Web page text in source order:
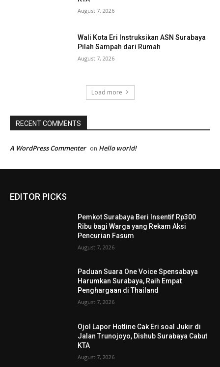
August 7, 2026
Wali Kota Eri Instruksikan ASN Surabaya
Pilah Sampah dari Rumah
August 7, 2026
Load more
RECENT COMMENTS
A WordPress Commenter on Hello world!
EDITOR PICKS
Pemkot Surabaya Beri Insentif Rp300
Ribu bagi Warga yang Rekam Aksi
Pencurian Fasum
August 7, 2026
Paduan Suara One Voice Spensabaya
Harumkan Surabaya, Raih Empat
Penghargaan di Thailand
August 7, 2026
Ojol Lapor Hotline Cak Eri soal Jukir di
Jalan Trunojoyo, Dishub Surabaya Cabut
KTA
August 7, 2026